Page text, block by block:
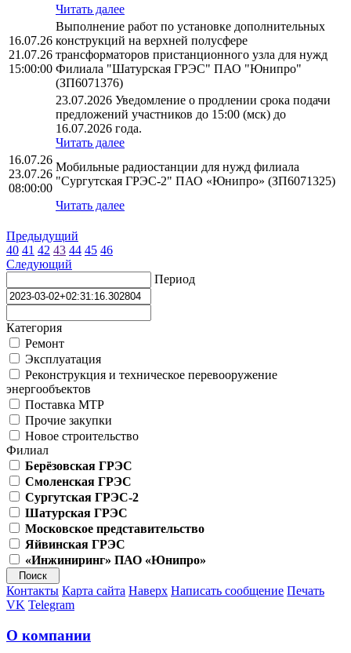
Читать далее
16.07.26
21.07.26
15:00:00
Выполнение работ по установке дополнительных
конструкций на верхней полусфере
трансформаторов пристанционного узла для нужд
Филиала "Шатурская ГРЭС" ПАО "Юнипро"
(ЗП6071376)
23.07.2026 Уведомление о продлении срока подачи
предложений участников до 15:00 (мск) до
16.07.2026 года.
Читать далее
16.07.26
23.07.26
08:00:00
Мобильные радиостанции для нужд филиала
"Сургутская ГРЭС-2" ПАО «Юнипро» (ЗП6071325)
Читать далее
Предыдущий
40 41 42 43 44 45 46
Следующий
Период
Категория
Ремонт
Эксплуатация
Реконструкция и техническое перевооружение
энергообъектов
Поставка МТР
Прочие закупки
Новое строительство
Филиал
Берёзовская ГРЭС
Смоленская ГРЭС
Сургутская ГРЭС-2
Шатурская ГРЭС
Московское представительство
Яйвинская ГРЭС
«Инжиниринг» ПАО «Юнипро»
Контакты Карта сайта Наверх Написать сообщение Печать
VK Telegram
О компании